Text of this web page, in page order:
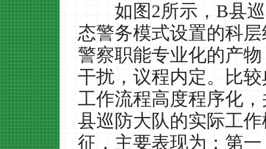
如图2所示，B县
态警务模式设置的科
警察职能专业化的产
干扰，议程内定。比
工作流程高度程序化
县巡防大队的实际工
征，主要表现为：第